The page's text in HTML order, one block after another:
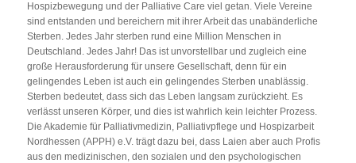
Hospizbewegung und der Palliative Care viel getan. Viele Vereine
sind entstanden und bereichern mit ihrer Arbeit das unabänderliche
Sterben. Jedes Jahr sterben rund eine Million Menschen in
Deutschland. Jedes Jahr! Das ist unvorstellbar und zugleich eine
große Herausforderung für unsere Gesellschaft, denn für ein
gelingendes Leben ist auch ein gelingendes Sterben unablässig.
Sterben bedeutet, dass sich das Leben langsam zurückzieht. Es
verlässt unseren Körper, und dies ist wahrlich kein leichter Prozess.
Die Akademie für Palliativmedizin, Palliativpflege und Hospizarbeit
Nordhessen (APPH) e.V. trägt dazu bei, dass Laien aber auch Profis
aus den medizinischen, den sozialen und den psychologischen